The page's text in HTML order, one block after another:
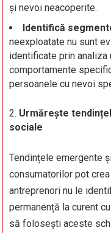
și nevoi neacoperite.
Identifică
neexploatate nu sunt
identificate prin analiza
comportamente
persoanele cu nevoi
Urmărește
sociale
Tendințele emergente
consumatorilor pot
antreprenori nu le
permanență la curent
să folosești aceste